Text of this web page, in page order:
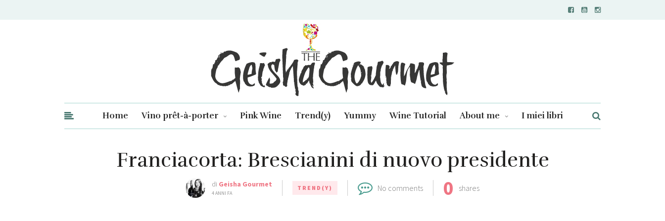
Home Vino prêt-à-porter Pink Wine Trend(y) Yummy Wine Tutorial About me I miei libri
Franciacorta: Brescianini di nuovo presidente
di Geisha Gourmet
4 ANNI FA
TREND(Y) No comments 0 shares